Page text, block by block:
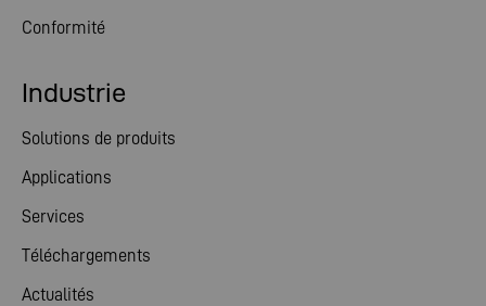
Conformité
Industrie
Solutions de produits
Applications
Services
Téléchargements
Actualités